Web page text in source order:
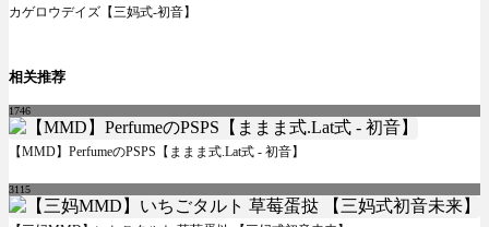
カゲロウデイズ【三妈式-初音】
相关推荐
1746
【MMD】PerfumeのPSPS【ままま式.Lat式 - 初音】
3115